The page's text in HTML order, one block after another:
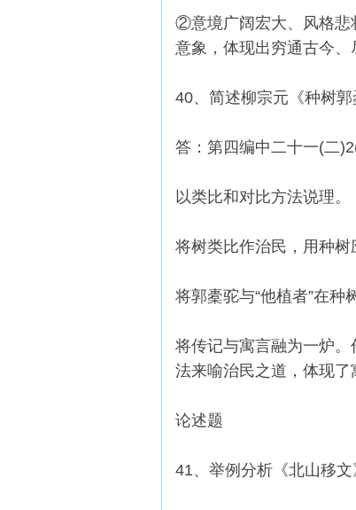
②意境广阔宏大、风格悲
意象，体现出穷通古今、
40、简述柳宗元《种树
答：第四编中二十一(二
以类比和对比方法说理。
将树类比作治民，用种树
将郭橐驼与“他植者”在种
将传记与寓言融为一炉
法来喻治民之道，体现了
论述题
41、举例分析《北山移